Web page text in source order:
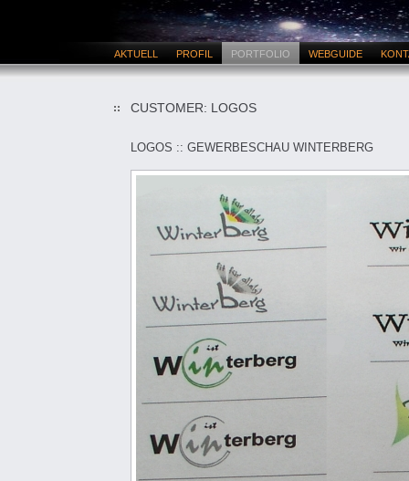
AKTUELL PROFIL PORTFOLIO WEBGUIDE
CUSTOMER: LOGOS
LOGOS :: GEWERBESCHAU WINTERBERG